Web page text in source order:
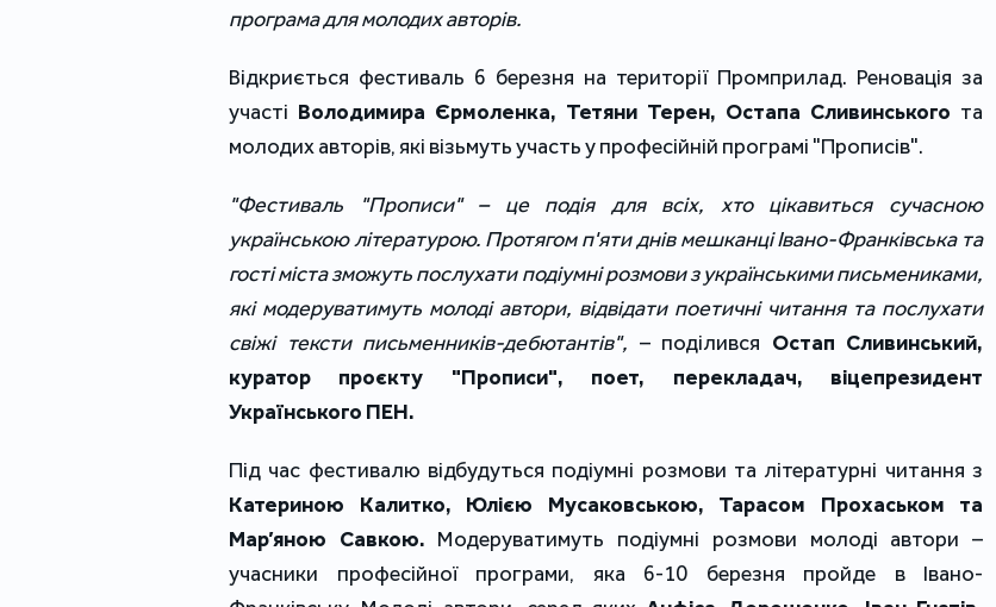
програма для молодих авторів.
Відкриється фестиваль 6 березня на території Промприлад. Реновація за
участі Володимира Єрмоленка, Тетяни Терен, Остапа Сливинського та
молодих авторів, які візьмуть участь у професійній програмі "Прописів".
"Фестиваль "Прописи" – це подія для всіх, хто цікавиться сучасною
українською літературою. Протягом п'яти днів мешканці Івано-Франківська та
гості міста зможуть послухати подіумні розмови з українськими письмениками,
які модеруватимуть молоді автори, відвідати поетичні читання та послухати
свіжі тексти письменників-дебютантів", – поділився Остап Сливинський,
куратор проєкту "Прописи", поет, перекладач, віцепрезидент
Українського ПЕН.
Під час фестивалю відбудуться подіумні розмови та літературні читання з
Катериною Калитко, Юлією Мусаковською, Тарасом Прохаськом та
Мар’яною Савкою. Модеруватимуть подіумні розмови молоді автори –
учасники професійної програми, яка 6-10 березня пройде в Івано-